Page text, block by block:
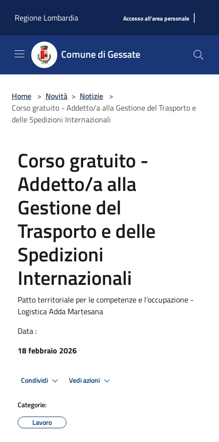
Regione Lombardia
Accesso all'area personale |
Comune di Gessate
Home > Novità > Notizie >
Corso gratuito - Addetto/a alla Gestione del Trasporto e
delle Spedizioni Internazionali
Corso gratuito -
Addetto/a alla
Gestione del
Trasporto e delle
Spedizioni
Internazionali
Patto territoriale per le competenze e l’occupazione -
Logistica Adda Martesana
Data :
18 febbraio 2026
Condividi Vedi azioni
Categorie:
Lavoro